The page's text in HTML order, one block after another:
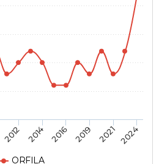
ORFILA
2012 2014 2016 2019 2021 2024